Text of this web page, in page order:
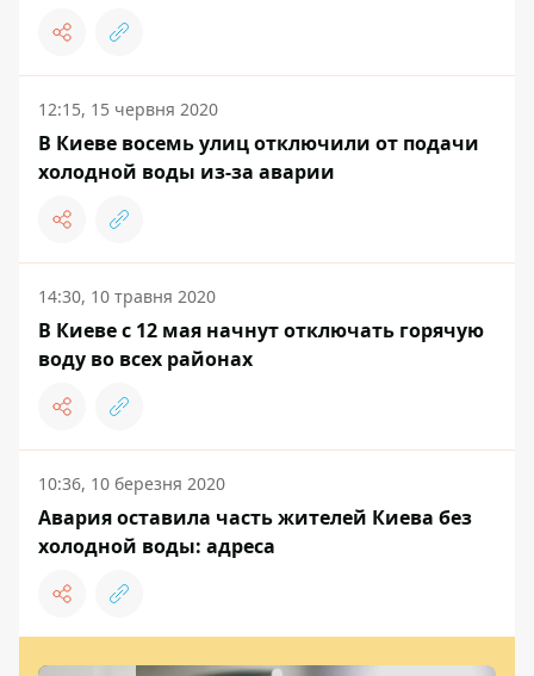
12:15, 15 червня 2020
В Киеве восемь улиц отключили от подачи
холодной воды из-за аварии
14:30, 10 травня 2020
В Киеве с 12 мая начнут отключать горячую
воду во всех районах
10:36, 10 березня 2020
Авария оставила часть жителей Киева без
холодной воды: адреса